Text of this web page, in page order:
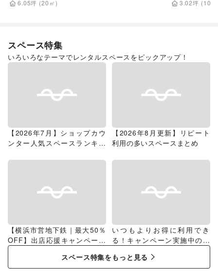
6.05坪 (20 ㎡)
3.02坪 (10
スペース特集
いろいろなテーマでレンタルスペースをピックアップ！
【2026年7月】ショップカウ
ンター人気スペースランキン
【2026年8月更新】リピート
利用の多いスペースまとめ
【横浜市営地下鉄｜最大50％
OFF】出店応援キャンペーン
特集
いつもよりお得に利用でき
る！キャンペーン実施中のス
スペース特集をもっと見る